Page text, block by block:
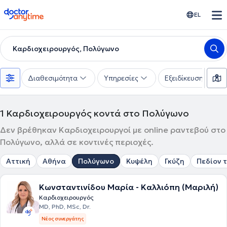
doctoranytime EL
Καρδιοχειρουργός, Πολύγωνο
Διαθεσιμότητα Υπηρεσίες Εξειδίκευση
1 Καρδιοχειρουργός κοντά στο Πολύγωνο
Δεν βρέθηκαν Καρδιοχειρουργοί με online ραντεβού στο
Πολύγωνο, αλλά σε κοντινές περιοχές.
Αττική Αθήνα Πολύγωνο Κυψέλη Γκύζη Πεδίον
Κωνσταντινίδου Μαρία - Καλλιόπη (Μαριλή)
Καρδιοχειρουργός
MD, PhD, MSc, Dr.
Νέος συνεργάτης